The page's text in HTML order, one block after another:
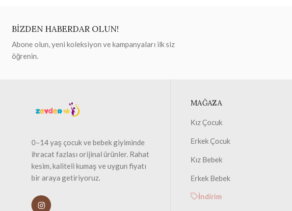
BİZDEN HABERDAR OLUN!
Abone olun, yeni koleksiyon ve kampanyaları ilk siz
öğrenin.
0–14 yaş çocuk ve bebek giyiminde
ihracat fazlası orijinal ürünler. Rahat
kesim, kaliteli kumaş ve uygun fiyatı
bir araya getiriyoruz.
MAĞAZA
Kız Çocuk
Erkek Çocuk
Kız Bebek
Erkek Bebek
İndirim